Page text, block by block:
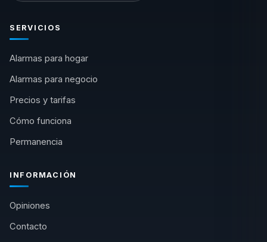
SERVICIOS
Alarmas para hogar
Alarmas para negocio
Precios y tarifas
Cómo funciona
Permanencia
INFORMACIÓN
Opiniones
Contacto